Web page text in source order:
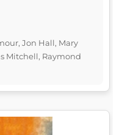
Jon Hall, Mary
Mitchell, Raymond